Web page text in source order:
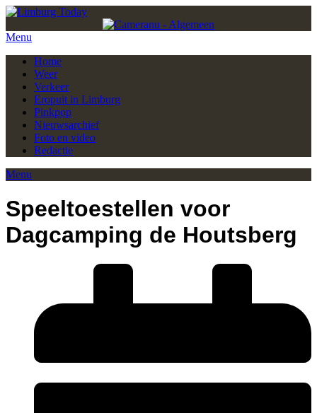
Menu
Home
Weer
Verkeer
Eropuit in Limburg
Pinkpop
Nieuwsarchief
Foto en video
Redactie
Menu
Speeltoestellen voor
Dagcamping de Houtsberg